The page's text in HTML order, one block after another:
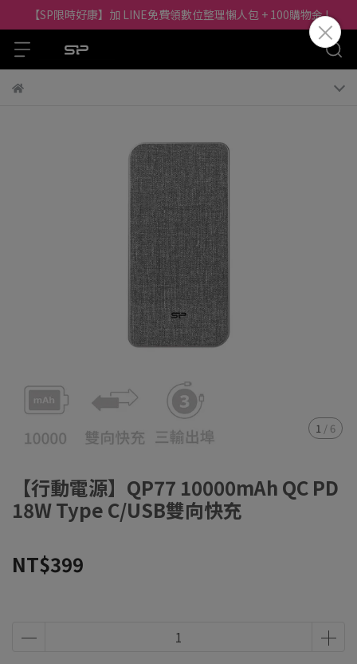
【SP限時好康】加 LINE免費領數位整理懶人包 + 100購物金 !
1 / 6
【行動電源】QP77 10000mAh QC PD
18W Type C/USB雙向快充
NT$399